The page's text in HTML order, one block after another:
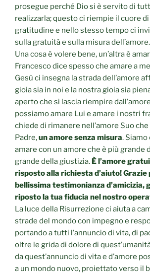
prosegue perché Dio si è servito di
realizzarla; questo ci riempie il cuore di
gratitudine e nello stesso tempo ci
sulla gratuità e sulla misura dell’amore.
Una cosa è volere bene, un’altra è
Francesco dice spesso che amare a
Gesù ci insegna la strada dell’amore
gioia sia in noi e la nostra gioia sia
aperto che si lascia riempire
possiamo amare Lui e amare i nostri
chiede di rimanere nell’amore Suo che
Padre,un amore senza misura. Siamo
amare con un amore che è più grande
grande della giustizia. È l’amore
risposto alla richiesta d’aiuto! Grazie
bellissima testimonianza d’amicizia,
riposto la tua fiducia nel nostro
La luce della Risurrezione ci aiuta a
strade del mondo con impegno e
portando a tutti l’annuncio di vita, di
oltre le grida di dolore di
da quest’annuncio di vita e d’amore
a un mondo nuovo, proiettato verso il